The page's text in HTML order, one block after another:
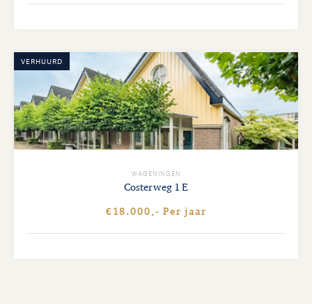
VERHUURD
WAGENINGEN
Costerweg 1 E
€18.000,- Per jaar